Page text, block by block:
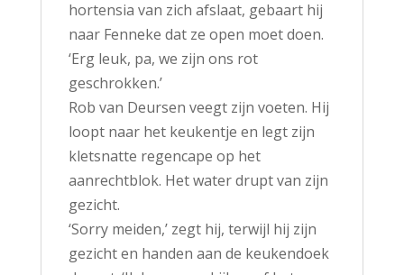
hortensia van zich afslaat, gebaart hij
naar Fenneke dat ze open moet doen.
‘Erg leuk, pa, we zijn ons rot
geschrokken.’
Rob van Deursen veegt zijn voeten. Hij
loopt naar het keukentje en legt zijn
kletsnatte regencape op het
aanrechtblok. Het water drupt van zijn
gezicht.
‘Sorry meiden,’ zegt hij, terwijl hij zijn
gezicht en handen aan de keukendoek